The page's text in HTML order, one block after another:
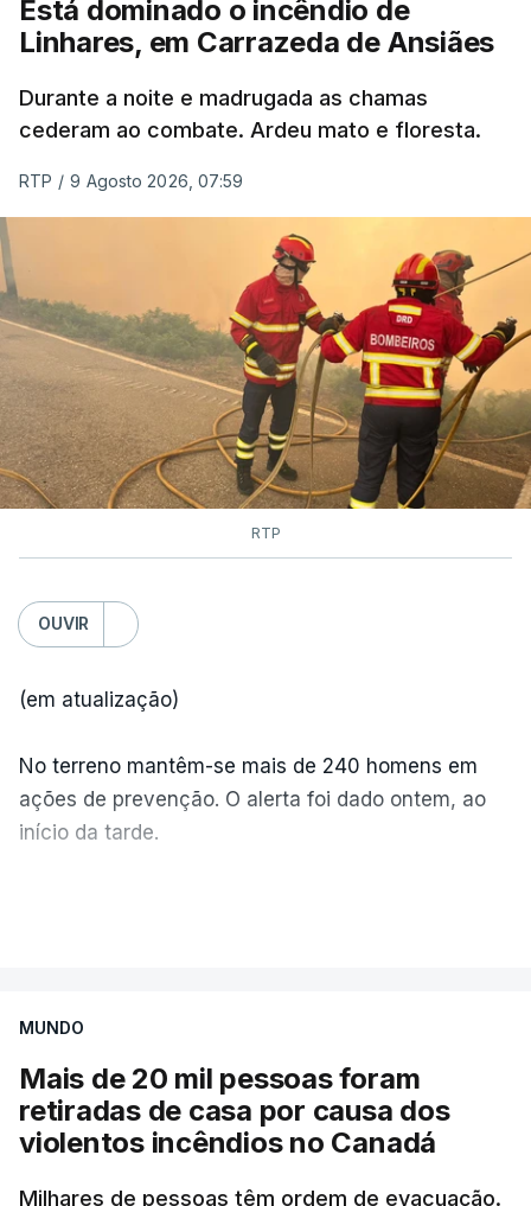
Está dominado o incêndio de
Linhares, em Carrazeda de Ansiães
Durante a noite e madrugada as chamas
cederam ao combate. Ardeu mato e floresta.
RTP / 9 Agosto 2026, 07:59
RTP
OUVIR
(em atualização)
No terreno mantêm-se mais de 240 homens em
ações de prevenção. O alerta foi dado ontem, ao
início da tarde.
MUNDO
Mais de 20 mil pessoas foram
retiradas de casa por causa dos
violentos incêndios no Canadá
Milhares de pessoas têm ordem de evacuação.